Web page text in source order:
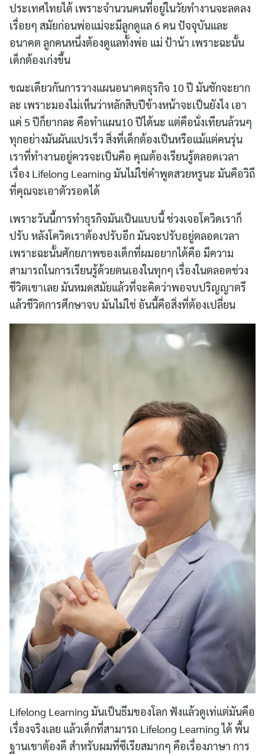
ประเทศไทยได้ เพราะจำนวนคนที่อยู่ในวัยทำงานจะลดลง
เรื่อยๆ สมัยก่อนพ่อแม่จะมีลูกดูแล 6 คน ปัจจุบันและ
อนาคต ลูกคนหนึ่งต้องดูแลทั้งพ่อ แม่ ป้าน้า เพราะฉะนั้น
เด็กต้องเก่งขึ้น
ขณะเดียวกันการวางแผนอนาคตธุรกิจ 10 ปี มันชักจะยาก
ละ เพราะมองไม่เห็นว่าหลักสิบปีข้างหน้าจะเป็นยังไง เอา
แค่ 5 ปีก็ยากละ คือทำแผน10 ปีได้นะ แต่คือนั่งเทียนล้วนๆ
ทุกอย่างมันผันแปรเร็ว สิ่งที่เด็กต้องเป็นหรือแม้แต่คนรุ่น
เราที่ทำงานอยู่ควรจะเป็นคือ คุณต้องเรียนรู้ตลอดเวลา
เรื่อง Lifelong Learning มันไม่ใช่คำพูดสวยหรูนะ มันคือวิถี
ที่คุณจะเอาตัวรอดได้
เพราะวันนี้การทำธุรกิจมันเป็นแบบนี้ ช่วงเจอโควิดเราก็
ปรับ หลังโควิดเราต้องปรับอีก มันจะปรับอยู่ตลอดเวลา
เพราะฉะนั้นศักยภาพของเด็กที่ผมอยากได้คือ มีความ
สามารถในการเรียนรู้ด้วยตนเองในทุกๆ เรื่องในตลอดช่วง
ชีวิตเขาเลย มันหมดสมัยแล้วที่จะคิดว่าพอจบปริญญาตรี
แล้วชีวิตการศึกษาจบ มันไม่ใช่ อันนี้คือสิ่งที่ต้องเปลี่ยน
Lifelong Learning มันเป็นธีมของโลก ฟังแล้วดูเท่แต่มันคือ
เรื่องจริงเลย แล้วเด็กที่สามารถ Lifelong Learning ได้ พื้น
ฐานเขาต้องดี สำหรับผมที่ซีเรียสมากๆ คือเรื่องภาษา การ